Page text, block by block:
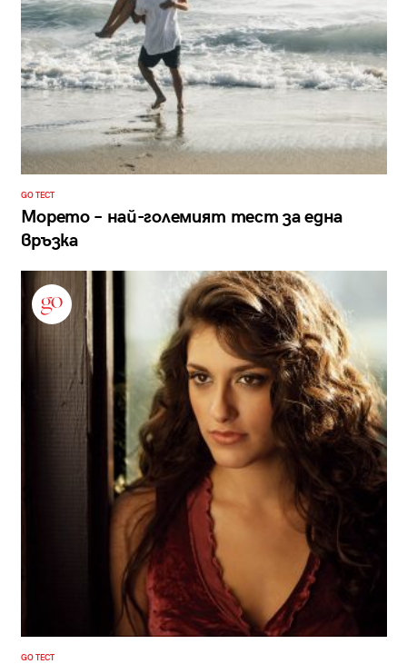
GO ТЕСТ
Морето – най-големият тест за една
връзка
GO ТЕСТ